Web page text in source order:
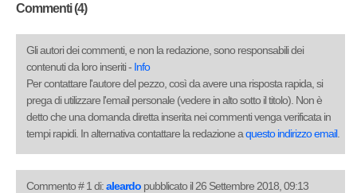
Commenti (4)
Gli autori dei commenti, e non la redazione, sono responsabili dei
contenuti da loro inseriti - Info
Per contattare l'autore del pezzo, così da avere una risposta rapida, si
prega di utilizzare l'email personale (vedere in alto sotto il titolo). Non è
detto che una domanda diretta inserita nei commenti venga verificata in
tempi rapidi. In alternativa contattare la redazione aquesto indirizzo email.
Commento # 1 di:aleardo pubblicato il 26 Settembre 2018, 09:13